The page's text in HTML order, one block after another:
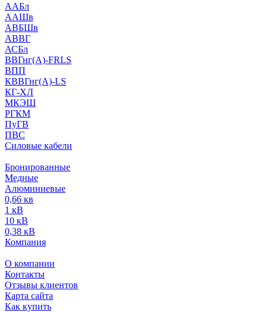
ААБл
ААШв
АВБШв
АВВГ
АСБл
ВВГнг(А)-FRLS
ВПП
КВВГнг(А)-LS
КГ-ХЛ
МКЭШ
РГКМ
ПуГВ
ПВС
Силовые кабели
Бронированные
Медные
Алюминиевые
0,66 кв
1 кВ
10 кВ
0,38 кВ
Компания
О компании
Контакты
Отзывы клиентов
Карта сайта
Как купить